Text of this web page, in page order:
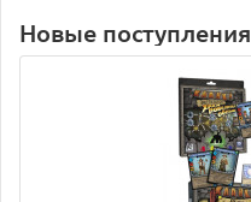
Новые поступления